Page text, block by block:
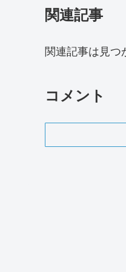
関連記事
関連記事は見つ
コメント